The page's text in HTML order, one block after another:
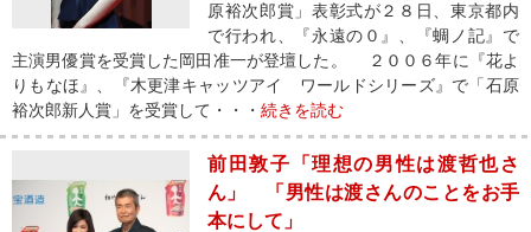
原裕次郎賞」表彰式が２８日、東京都内
で行われ、『永遠の０』、『蜩ノ記』で
主演男優賞を受賞した岡田准一が登壇した。 ２００６年に『花よ
りもなほ』、『木更津キャッツアイ ワールドシリーズ』で「石原
裕次郎新人賞」を受賞して・・・ 続きを読む
前田敦子「理想の男性は渡哲也さ
ん」 「男性は渡さんのことをお手
本にして」